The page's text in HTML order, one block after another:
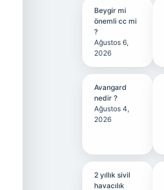
Beygir mi
önemli cc mi
?
Ağustos 6,
2026
Avangard
nedir ?
Ağustos 4,
2026
2 yıllık sivil
havacılık